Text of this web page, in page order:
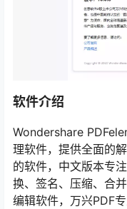
软件介绍
Wondershare
理软件，提供全面的
的软件，中文版本专
换、签名、压缩、合
编辑软件，万兴PDF